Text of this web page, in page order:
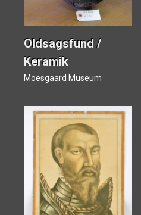
Oldsagsfund /
Keramik
Moesgaard Museum